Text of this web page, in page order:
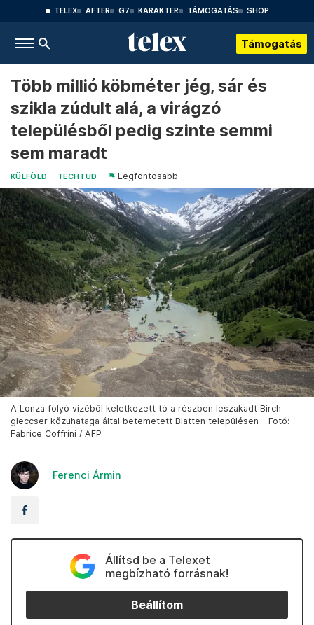
TELEX AFTER G7 KARAKTER TÁMOGATÁS SHOP
Támogatás
Több millió köbméter jég, sár és
szikla zúdult alá, a virágzó
településből pedig szinte semmi
sem maradt
KÜLFÖLD TECHTUD Legfontosabb
A Lonza folyó vízéből keletkezett tó a részben leszakadt Birch-
gleccser kőzuhataga által betemetett Blatten településen – Fotó:
Fabrice Coffrini / AFP
Ferenci Ármin
Állítsd be a Telexet
megbízható forrásnak!
Beállítom